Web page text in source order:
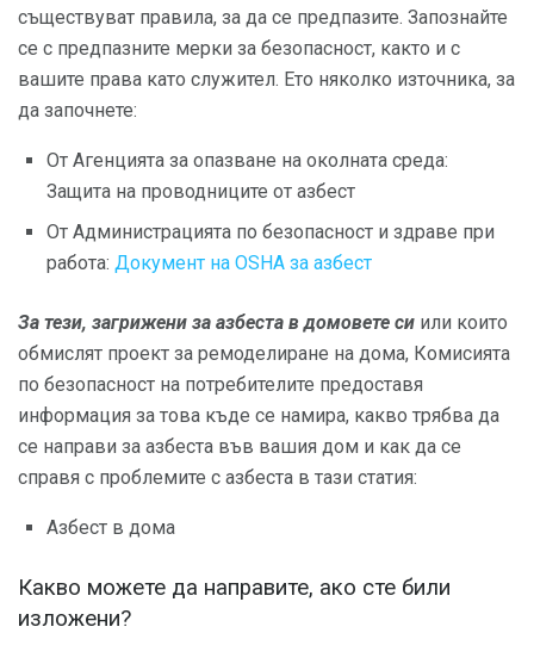
съществуват правила, за да се предпазите. Запознайте
се с предпазните мерки за безопасност, както и с
вашите права като служител. Ето няколко източника, за
да започнете:
От Агенцията за опазване на околната среда:
Защита на проводниците от азбест
От Администрацията по безопасност и здраве при
работа: Документ на OSHA за азбест
За тези, загрижени за азбеста в домовете си или които
обмислят проект за ремоделиране на дома, Комисията
по безопасност на потребителите предоставя
информация за това къде се намира, какво трябва да
се направи за азбеста във вашия дом и как да се
справя с проблемите с азбеста в тази статия:
Азбест в дома
Какво можете да направите, ако сте били
изложени?